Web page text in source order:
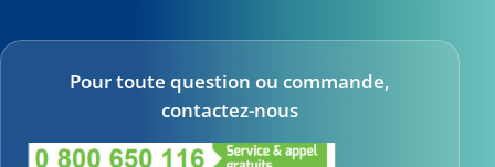
Pour toute question ou commande,
contactez-nous